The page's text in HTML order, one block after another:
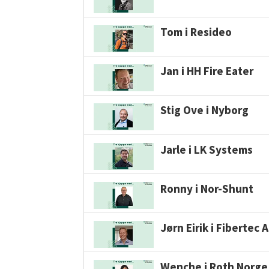
Tom i Resideo
Jan i HH Fire Eater
Stig Ove i Nyborg
Jarle i LK Systems
Ronny i Nor-Shunt
Jørn Eirik i Fibertec